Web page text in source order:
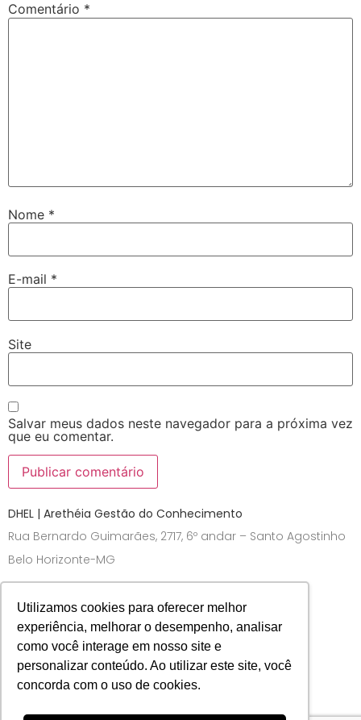
Utilizamos cookies para oferecer melhor
experiência, melhorar o desempenho, analisar
como você interage em nosso site e
personalizar conteúdo. Ao utilizar este site, você
concorda com o uso de cookies.
Comentário *
Nome *
E-mail *
Site
Salvar meus dados neste navegador para a próxima vez
que eu comentar.
DHEL | Arethéia Gestão do Conhecimento
Rua Bernardo Guimarães, 2717, 6º andar – Santo Agostinho
Belo Horizonte-MG